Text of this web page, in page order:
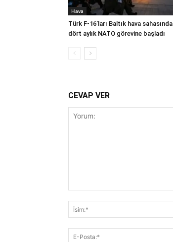
Hava
Türk F-16’ları Baltık hava sahasında
dört aylık NATO görevine başladı
CEVAP VER